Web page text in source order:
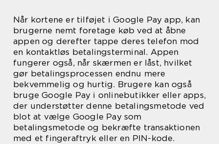
Når kortene er tilføjet i Google Pay app, kan
brugerne nemt foretage køb ved at åbne
appen og derefter tappe deres telefon mod
en kontaktløs betalingsterminal. Appen
fungerer også, når skærmen er låst, hvilket
gør betalingsprocessen endnu mere
bekvemmelig og hurtig. Brugere kan også
bruge Google Pay i onlinebutikker eller apps,
der understøtter denne betalingsmetode ved
blot at vælge Google Pay som
betalingsmetode og bekræfte transaktionen
med et fingeraftryk eller en PIN-kode.